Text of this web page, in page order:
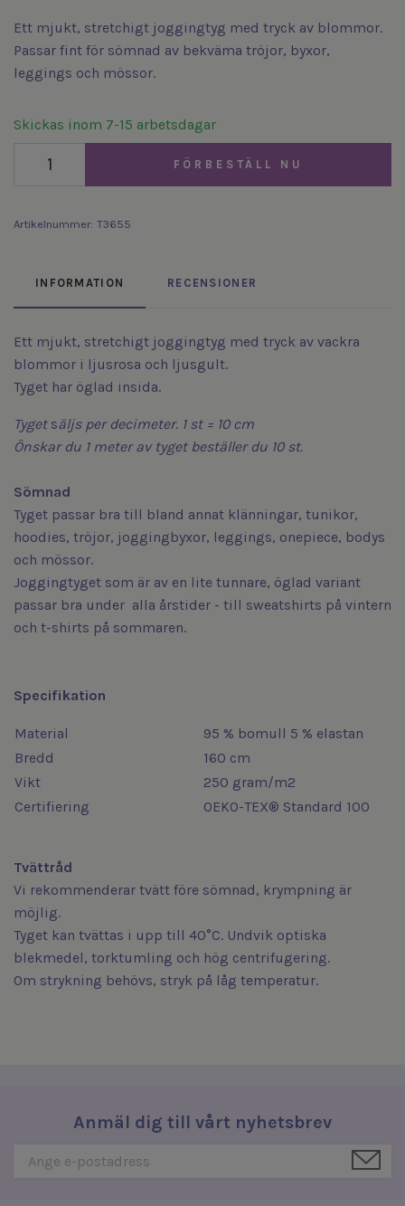
Ett mjukt, stretchigt joggingtyg med tryck av blommor.
Passar fint för sömnad av bekväma tröjor, byxor,
leggings och mössor.
Skickas inom 7-15 arbetsdagar
FÖRBESTÄLL NU
Artikelnummer: T3655
INFORMATION RECENSIONER
Ett mjukt, stretchigt joggingtyg med tryck av vackra
blommor i ljusrosa och ljusgult.
Tyget har öglad insida.
Tyget säljsper decimeter. 1 st = 10 cm
Önskar du 1 meter av tyget beställer du 10 st.
Sömnad
Tyget passar bra till bland annat klänningar, tunikor,
hoodies, tröjor, joggingbyxor, leggings, onepiece, bodys
och mössor.
Joggingtyget som är av en lite tunnare, öglad variant
passar bra under alla årstider - till sweatshirts på vintern
och t-shirts på sommaren.
Specifikation
Material
95 % bomull 5 % elastan
Bredd
160 cm
Vikt
250 gram/m2
Certifiering
OEKO-TEX® Standard 100
Tvättråd
Vi rekommenderar tvätt före sömnad, krympning är
möjlig.
Tyget kan tvättas i upp till 40°C. Undvik optiska
blekmedel, torktumling och hög centrifugering.
Om strykning behövs, stryk på låg temperatur.
Anmäl dig till vårt nyhetsbrev